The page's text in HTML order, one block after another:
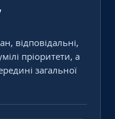
відповідальні,
пріоритети, а
загальної